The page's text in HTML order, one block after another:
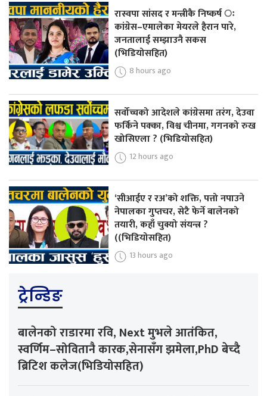
रास्वपा सांसद र मन्त्रीकै निष्कर्ष ः
कांग्रेस–एमालेका मेयरले हैरान पारे,
जनतालाई सम्झाउनै सकस
(भिडियोसहित)
8 hours ago
सर्वोच्चको आदेशले कांग्रेसमा तरंग, देउवा
फर्किने पक्का, विश्व चीनमा, गगनको रुख
खोसिएला ? (भिडियोसहित)
12 hours ago
‘सीआईए र रअ’को शक्ति, पत्तो नपाउने
नेपालका गुप्तचर, सेटै फेर्ने बालेनको
तयारी, कहाँ चुक्यो संयन्त्र ?
((भिडियोसहित)
13 hours ago
ट्रेन्डिङ
बालेनको राडारमा रवि, Next मुभले आतंकित,
स्वर्णिम–सोवितानै कारक,सेनासँग झमेला,PhD बेच्दै
ब्रिटिश कलेज(भिडियोसहित)